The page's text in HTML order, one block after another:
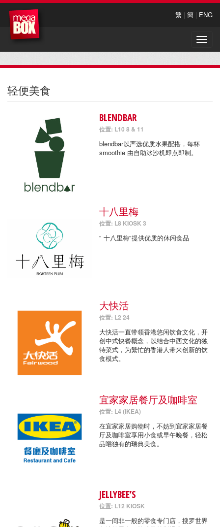
繁 | 簡 | ENG
Toggle
轻便美食
BLENDBAR
位置: L10 8 & 11
blendbar以严选优质水果配搭，每杯
smoothie 由自助冰沙机即点即制。
十八里梅
位置: L8 KIOSK 3
" 十八里梅"提供优质的休闲食品
大快活
位置: L2 24
大快活一直带领香港悠闲饮食文化，开
创中式快餐概念，以结合中西文化的独
特菜式，为繁忙的香港人带来创新的饮
食模式。
宜家家居餐厅及咖啡室
位置: L4 (IKEA)
在宜家家居购物时，不妨到宜家家居餐
厅及咖啡室享用小食或早午晚餐，轻松
品嚐独有的瑞典美食。
JELLYBEE’S
位置: L12 KIOSK
是一间非一般的零食专门店，搜罗世界